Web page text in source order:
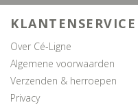
KLANTENSERVICE
Over Cé-Ligne
Algemene voorwaarden
Verzenden & herroepen
Privacy